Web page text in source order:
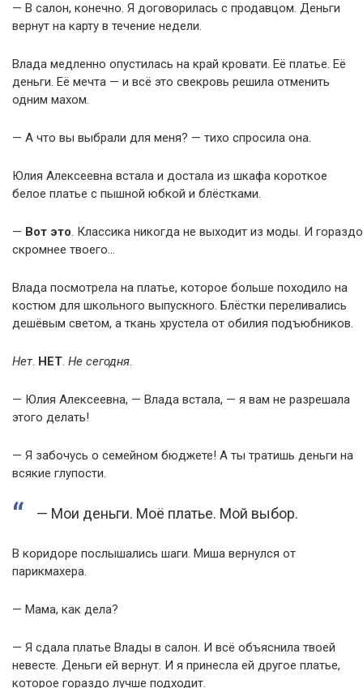
— В салон, конечно. Я договорилась с продавцом. Деньги
вернут на карту в течение недели.
Влада медленно опустилась на край кровати. Её платье. Её
деньги. Её мечта — и всё это свекровь решила отменить
одним махом.
— А что вы выбрали для меня? — тихо спросила она.
Юлия Алексеевна встала и достала из шкафа короткое
белое платье с пышной юбкой и блёстками.
— Вот это. Классика никогда не выходит из моды. И гораздо
скромнее твоего…
Влада посмотрела на платье, которое больше походило на
костюм для школьного выпускного. Блёстки переливались
дешёвым светом, а ткань хрустела от обилия подъюбников.
Нет. НЕТ. Не сегодня.
— Юлия Алексеевна, — Влада встала, — я вам не разрешала
этого делать!
— Я забочусь о семейном бюджете! А ты тратишь деньги на
всякие глупости.
— Мои деньги. Моё платье. Мой выбор.
В коридоре послышались шаги. Миша вернулся от
парикмахера.
— Мама, как дела?
— Я сдала платье Влады в салон. И всё объяснила твоей
невесте. Деньги ей вернут. И я принесла ей другое платье,
которое гораздо лучше подходит.